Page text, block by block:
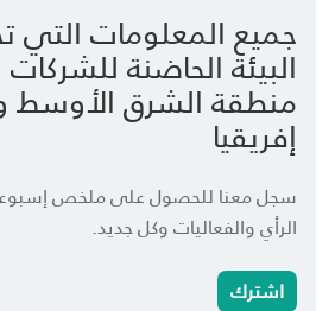
جميع المعلومات التي
البيئة الحاضنة
منطقة الشرق
إفريقيا
سجل معنا للحصول على ملخص إسبوعي
الرأي والفعاليات وكل جديد.
اشترك